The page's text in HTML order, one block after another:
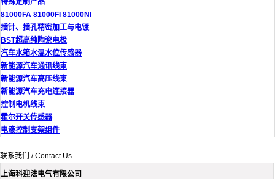
特殊定制产品
81000FA 81000FI 81000NI
插针、插孔精密加工与电镀
BST超高纯陶瓷电极
汽车水箱水温水位传感器
新能源汽车通讯线束
新能源汽车高压线束
新能源汽车充电连接器
控制电机线束
霍尔开关传感器
电液控制支架组件
联系我们 / Contact Us
上海科迎法电气有限公司